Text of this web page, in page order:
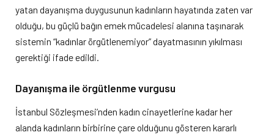
yatan dayanışma duygusunun kadınların hayatında zaten var
olduğu, bu güçlü bağın emek mücadelesi alanına taşınarak
sistemin “kadınlar örgütlenemiyor” dayatmasının yıkılması
gerektiği ifade edildi.
Dayanışma ile örgütlenme vurgusu
İstanbul Sözleşmesi’nden kadın cinayetlerine kadar her
alanda kadınların birbirine çare olduğunu gösteren kararlı